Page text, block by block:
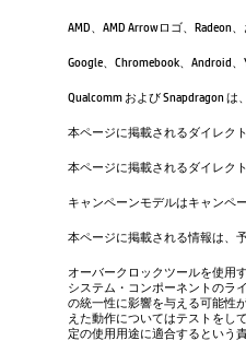
AMD、AMD Arrowロゴ、Radeon
Google、Chromebook、Android
Qualcomm および Snapdragon
本ページに掲載されるダイレク
本ページに掲載されるダイレク
キャンペーンモデルはキャンペ
本ページに掲載される情報は、
オーバークロックツールを使用
システム・コンポーネントのラ
の統一性に影響を与える可能性
えた動作についてはテストをし
定の使用用途に適合するという